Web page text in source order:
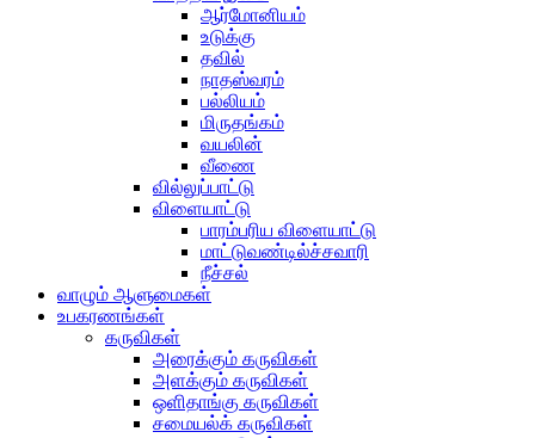
ஆர்மோனியம்
உடுக்கு
தவில்
நாதஸ்வரம்
பல்லியம்
மிருதங்கம்
வயலின்
வீணை
வில்லுப்பாட்டு
விளையாட்டு
பாரம்பரிய விளையாட்டு
மாட்டுவண்டில்ச்சவாரி
நீச்சல்
வாழும் ஆளுமைகள்
உபகரணங்கள்
கருவிகள்
அரைக்கும் கருவிகள்
அளக்கும் கருவிகள்
ஒளிதாங்கு கருவிகள்
சமையல்க் கருவிகள்